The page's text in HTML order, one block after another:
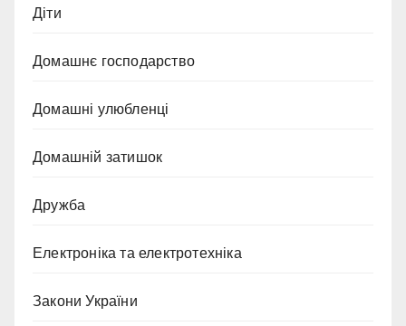
Діти
Домашнє господарство
Домашні улюбленці
Домашній затишок
Дружба
Електроніка та електротехніка
Закони України